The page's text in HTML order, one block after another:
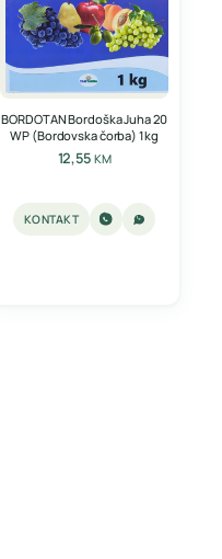
BORDOTAN Bordoška Juha 20
WP (Bordovska čorba) 1kg
12,55 KM
KONTAKT